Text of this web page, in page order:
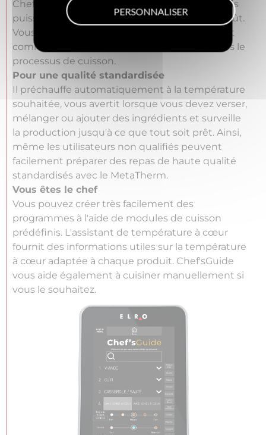
Chef's Guide vous aide à cuisiner pour que vous
puissiez vous concentrer pleinement sur le goût.
Vous choisissez ce que vous voulez préparer et
comment, et Chef's Guide vous guide à travers le
processus de cuisson.
Pour une qualité standardisée
Il préchauffe automatiquement à la température
souhaitée, vous avertit lorsque vous devez verser,
mélanger ou ajouter des ingrédients et surveille
la production jusqu'à ce que tout soit prêt. Ainsi,
même les utilisateurs non qualifiés peuvent
facilement préparer des repas de haute qualité
standardisés avec le MetaTherm.
Vous êtes le chef
Vous pouvez créer très facilement des
programmes à l'aide de modules de cuisson
prédéfinis. L'assistant de température à cœur
fournit des informations utiles sur la température
à cœur adaptée à chaque produit. Chef'sGuide
vous aide également à cuisiner manuellement si
vous le souhaitez.
PERSONNALISER